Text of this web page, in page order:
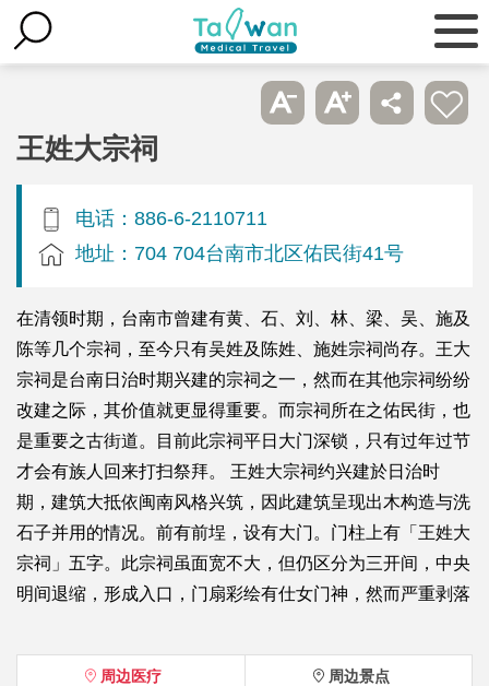
王姓大宗祠
电话：886-6-2110711
地址：704 704台南市北区佑民街41号
在清领时期，台南市曾建有黄、石、刘、林、梁、吴、施及
陈等几个宗祠，至今只有吴姓及陈姓、施姓宗祠尚存。王大
宗祠是台南日治时期兴建的宗祠之一，然而在其他宗祠纷纷
改建之际，其价值就更显得重要。而宗祠所在之佑民街，也
是重要之古街道。目前此宗祠平日大门深锁，只有过年过节
才会有族人回来打扫祭拜。 王姓大宗祠约兴建於日治时
期，建筑大抵依闽南风格兴筑，因此建筑呈现出木构造与洗
石子并用的情况。前有前埕，设有大门。门柱上有「王姓大
宗祠」五字。此宗祠虽面宽不大，但仍区分为三开间，中央
明间退缩，形成入口，门扇彩绘有仕女门神，然而严重剥落
周边医疗 周边景点